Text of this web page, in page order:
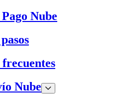
Nube
Nube